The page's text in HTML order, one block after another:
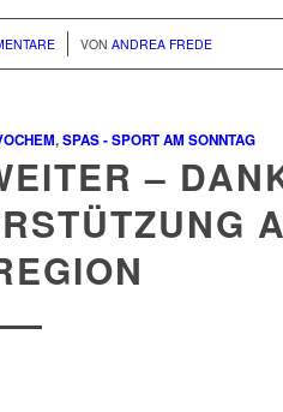
VONANDREA FREDE
,SPAS - SPORT AM SONNTAG
–